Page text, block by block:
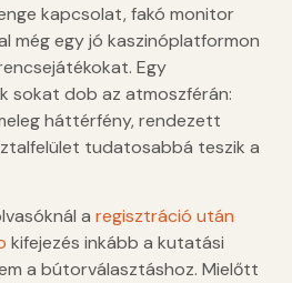
kapcsolat, fakó monitor
még egy jó kaszinóplatformon
Egy
sokat dob az atmoszférán:
háttérfény, rendezett
tudatosabbá teszik a
a regisztráció után
kifejezés inkább a kutatási
a bútorválasztáshoz. Mielőtt